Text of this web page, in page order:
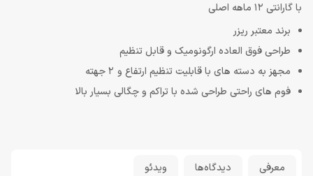
با گارانتی 12 ماهه اصلی
برند معتبر ریزر
طراحی فوق العاده ارگونومیک و قابل تنظیم
مجهز به دسته های با قابلیت تنظیم ارتفاع و 2 جهته
فوم های راحتی طراحی شده با تراکم و چگالی بسیار بالا
معرفی دیدگاه‌ها ویدئو